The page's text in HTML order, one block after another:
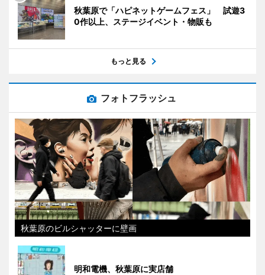
秋葉原で「ハピネットゲームフェス」 試遊3
0作以上、ステージイベント・物販も
もっと見る
フォトフラッシュ
秋葉原のビルシャッターに壁画
明和電機、秋葉原に実店舗